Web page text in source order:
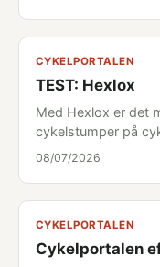
CYKELPORTALEN
TEST: Hexlox
Med Hexlox er det
cykelstumper på
08/07/2026
CYKELPORTALEN
Cykelportalen